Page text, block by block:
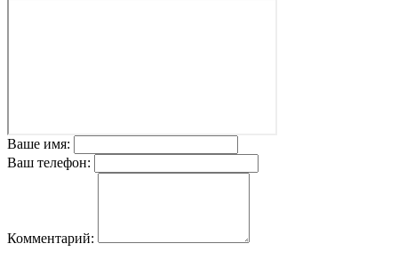
Ваше имя:
Ваш телефон:
Комментарий: